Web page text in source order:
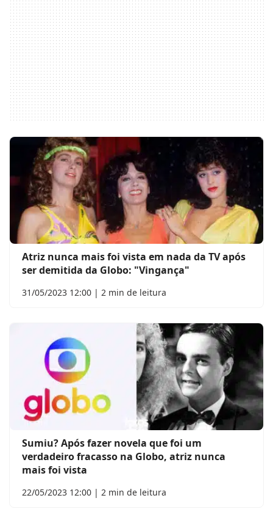
Atriz nunca mais foi vista em nada da TV após
ser demitida da Globo: "Vingança"
31/05/2023 12:00 | 2 min de leitura
Sumiu? Após fazer novela que foi um
verdadeiro fracasso na Globo, atriz nunca
mais foi vista
22/05/2023 12:00 | 2 min de leitura